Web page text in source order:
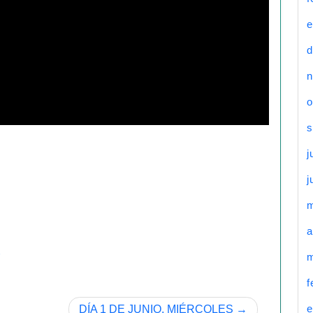
DÍA 1 DE JUNIO, MIÉRCOLES